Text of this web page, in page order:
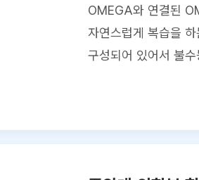
OMEGA와 연결된
자연스럽게 복습을
구성되어 있어서 불